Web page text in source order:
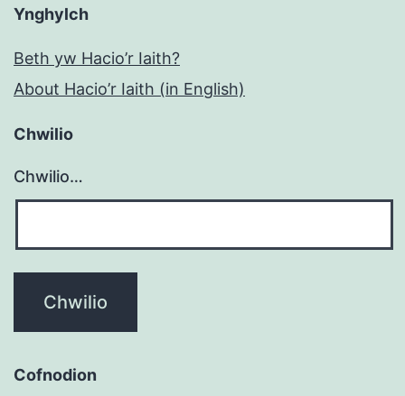
Ynghylch
Beth yw Hacio’r Iaith?
About Hacio’r Iaith (in English)
Chwilio
Chwilio…
Cofnodion